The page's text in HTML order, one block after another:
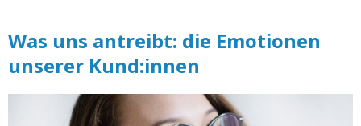
Was uns antreibt: die Emotionen
unserer Kund:innen